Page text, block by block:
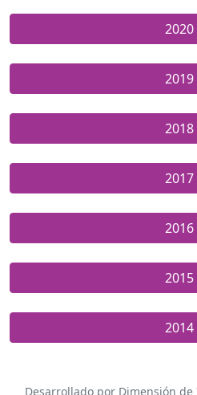
2020
2019
2018
2017
2016
2015
2014
Desarrollado por Dimensión